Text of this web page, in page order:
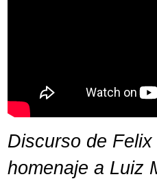
Discurso de
homenaje a Luiz